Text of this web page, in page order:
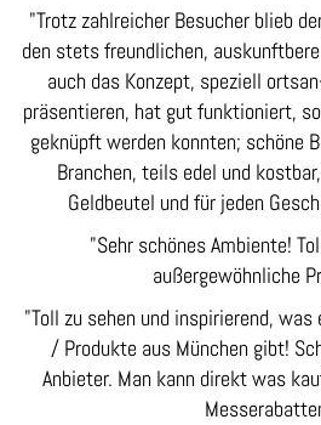
"Trotz zahlreicher Besucher blieb
den stets freundlichen,
auch das Konzept, speziell
präsentieren, hat gut funktioniert,
geknüpft werden konnten; schöne
Branchen, teils edel und
Geldbeutel und für jeden
"Sehr schönes Ambiente!
außergewöhnliche
"Toll zu sehen und inspirierend,
/ Produkte aus München gibt!
Anbieter. Man kann direkt was